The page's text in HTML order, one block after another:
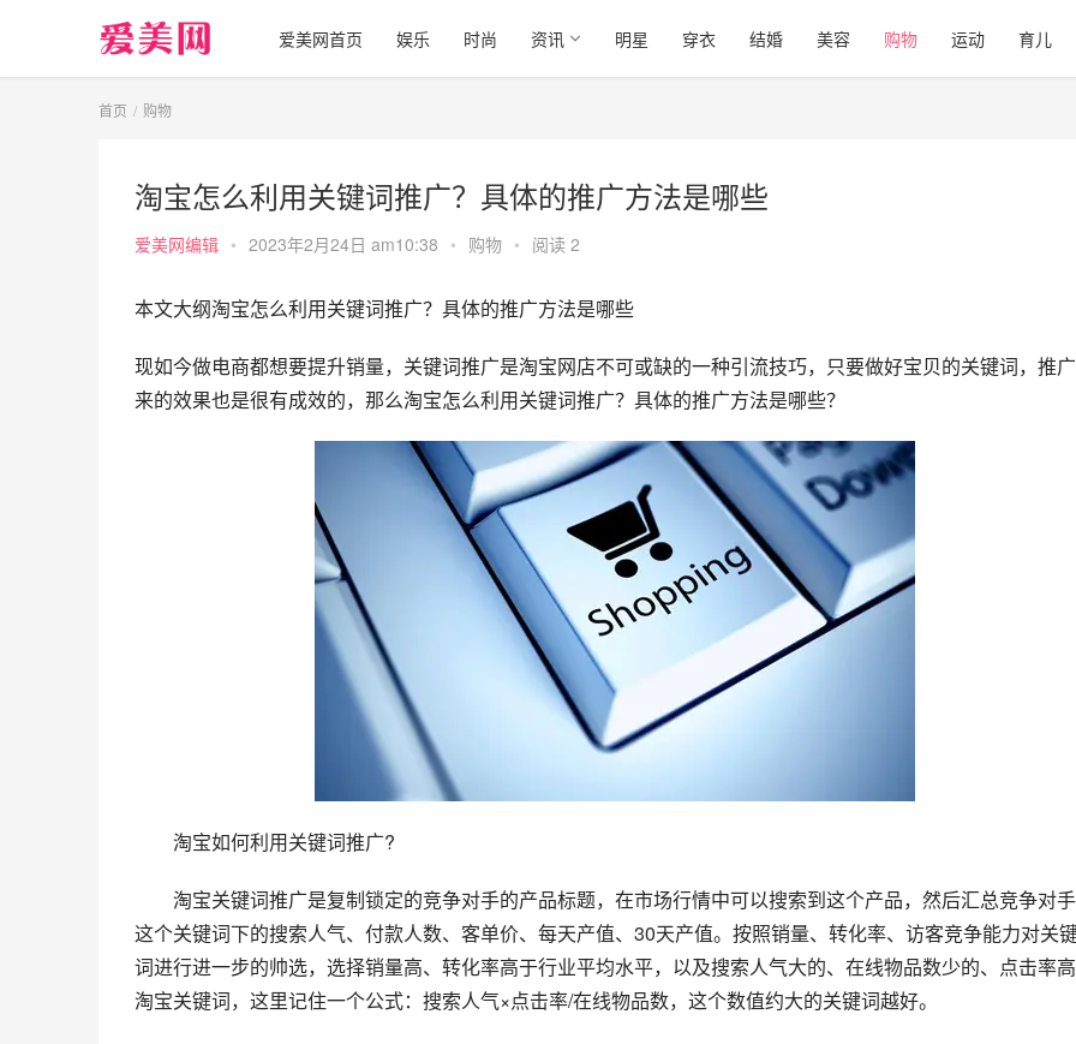
爱美网首页 娱乐 时尚 资讯 明星 穿衣 结婚 美容 购物 运动 育儿
首页 购物
淘宝怎么利用关键词推广？具体的推广方法是哪些
爱美网编辑 • 2023年2月24日 am10:38 • 购物 • 阅读 2
本文大纲淘宝怎么利用关键词推广？具体的推广方法是哪些
现如今做电商都想要提升销量，关键词推广是淘宝网店不可或缺的一种引流技巧，只要做好宝贝的关键词，推
来的效果也是很有成效的，那么淘宝怎么利用关键词推广？具体的推广方法是哪些？
淘宝如何利用关键词推广?
淘宝关键词推广是复制锁定的竞争对手的产品标题，在市场行情中可以搜索到这个产品，然后汇总竞争对
这个关键词下的搜索人气、付款人数、客单价、每天产值、30天产值。按照销量、转化率、访客竞争能力对关
词进行进一步的帅选，选择销量高、转化率高于行业平均水平，以及搜索人气大的、在线物品数少的、点击率
淘宝关键词，这里记住一个公式：搜索人气×点击率/在线物品数，这个数值约大的关键词越好。